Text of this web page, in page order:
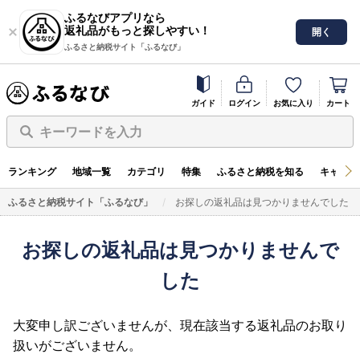
ふるなびアプリなら
返礼品がもっと探しやすい！
ふるさと納税サイト「ふるなび」
開く
ガイド ログイン お気に入り カート
キーワードを入力
ランキング 地域一覧 カテゴリ 特集 ふるさと納税を知る キャン
ふるさと納税サイト「ふるなび」 お探しの返礼品は見つかりませんでした
お探しの返礼品は見つかりませんで
した
大変申し訳ございませんが、現在該当する返礼品のお取り
扱いがございません。